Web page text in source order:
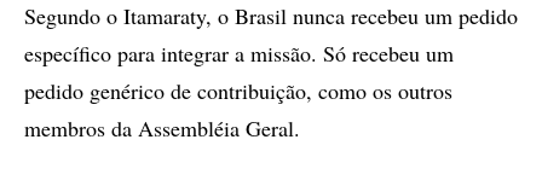
Segundo o Itamaraty, o Brasil nunca recebeu um pedido
específico para integrar a missão. Só recebeu um
pedido genérico de contribuição, como os outros
membros da Assembléia Geral.